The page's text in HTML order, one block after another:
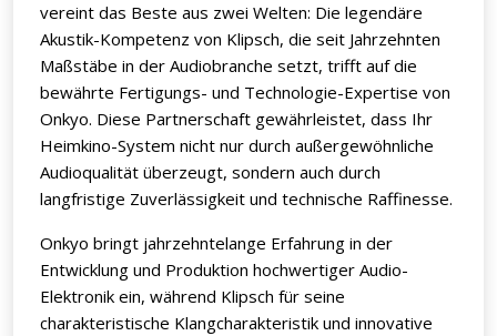
vereint das Beste aus zwei Welten: Die legendäre
Akustik-Kompetenz von Klipsch, die seit Jahrzehnten
Maßstäbe in der Audiobranche setzt, trifft auf die
bewährte Fertigungs- und Technologie-Expertise von
Onkyo. Diese Partnerschaft gewährleistet, dass Ihr
Heimkino-System nicht nur durch außergewöhnliche
Audioqualität überzeugt, sondern auch durch
langfristige Zuverlässigkeit und technische Raffinesse.
Onkyo bringt jahrzehntelange Erfahrung in der
Entwicklung und Produktion hochwertiger Audio-
Elektronik ein, während Klipsch für seine
charakteristische Klangcharakteristik und innovative